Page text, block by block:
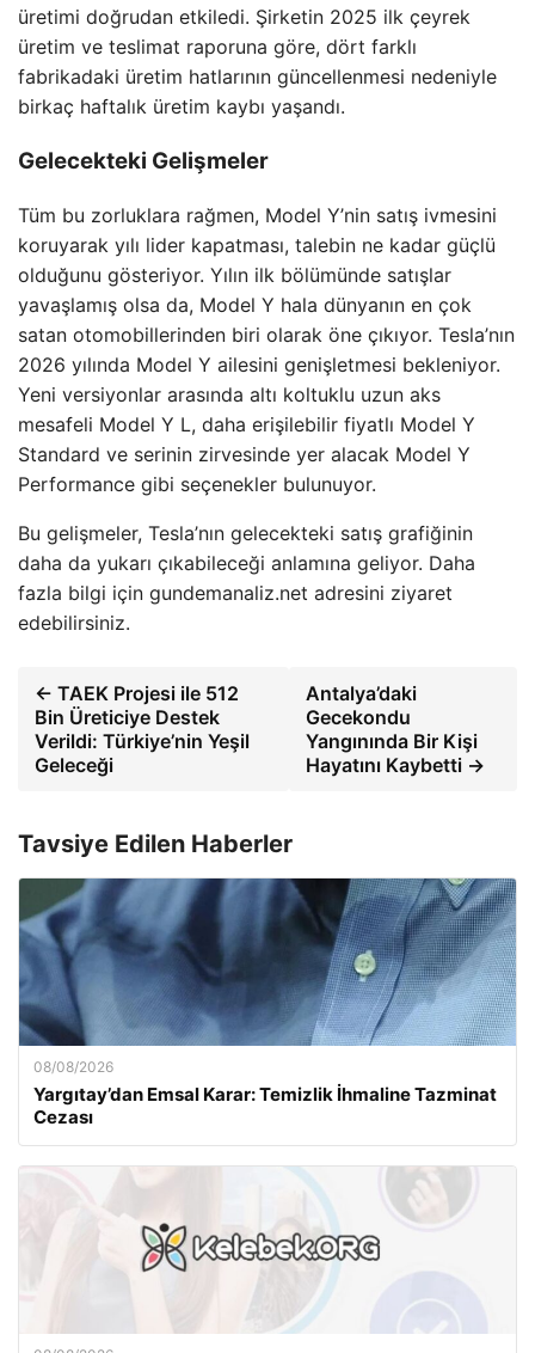
üretimi doğrudan etkiledi. Şirketin 2025 ilk çeyrek
üretim ve teslimat raporuna göre, dört farklı
fabrikadaki üretim hatlarının güncellenmesi nedeniyle
birkaç haftalık üretim kaybı yaşandı.
Gelecekteki Gelişmeler
Tüm bu zorluklara rağmen, Model Y’nin satış ivmesini
koruyarak yılı lider kapatması, talebin ne kadar güçlü
olduğunu gösteriyor. Yılın ilk bölümünde satışlar
yavaşlamış olsa da, Model Y hala dünyanın en çok
satan otomobillerinden biri olarak öne çıkıyor. Tesla’nın
2026 yılında Model Y ailesini genişletmesi bekleniyor.
Yeni versiyonlar arasında altı koltuklu uzun aks
mesafeli Model Y L, daha erişilebilir fiyatlı Model Y
Standard ve serinin zirvesinde yer alacak Model Y
Performance gibi seçenekler bulunuyor.
Bu gelişmeler, Tesla’nın gelecekteki satış grafiğinin
daha da yukarı çıkabileceği anlamına geliyor. Daha
fazla bilgi için gundemanaliz.net adresini ziyaret
edebilirsiniz.
← TAEK Projesi ile 512
Bin Üreticiye Destek
Verildi: Türkiye’nin Yeşil
Geleceği
Antalya’daki
Gecekondu
Yangınında Bir Kişi
Hayatını Kaybetti →
Tavsiye Edilen Haberler
08/08/2026
Yargıtay’dan Emsal Karar: Temizlik İhmaline Tazminat
Cezası